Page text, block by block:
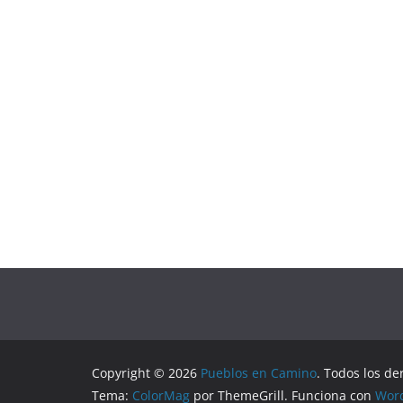
Copyright © 2026 Pueblos en Camino. Todos los
Tema: ColorMag por ThemeGrill. Funciona con